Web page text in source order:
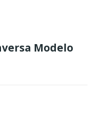
Modelo